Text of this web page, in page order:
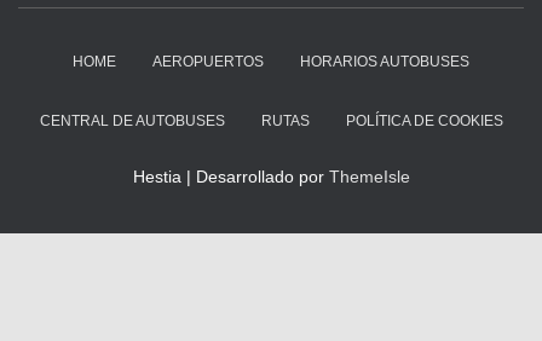
HOME AEROPUERTOS HORARIOS AUTOBUSES
CENTRAL DE AUTOBUSES RUTAS POLÍTICA DE COOKIES
Hestia | Desarrollado por ThemeIsle